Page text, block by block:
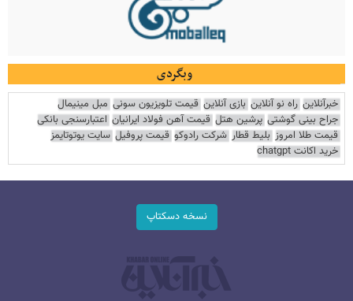
وبگردی
خبرآنلاین راه نو آنلاین بازی آنلاین قیمت تلویزیون سونی مبل مینیمال
جراح بینی گوشتی پرشین هتل قیمت آهن فولاد ایرانیان اعتبارسنجی بانکی
قیمت طلا امروز بلیط قطار شرکت رادوکو قیمت پروفیل سایت یوتوتایمز
خرید اکانت chatgpt
نسخه دسکتاپ